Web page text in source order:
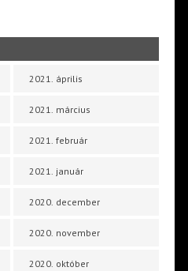
2021. április
2021. március
2021. február
2021. január
2020. december
2020. november
2020. október